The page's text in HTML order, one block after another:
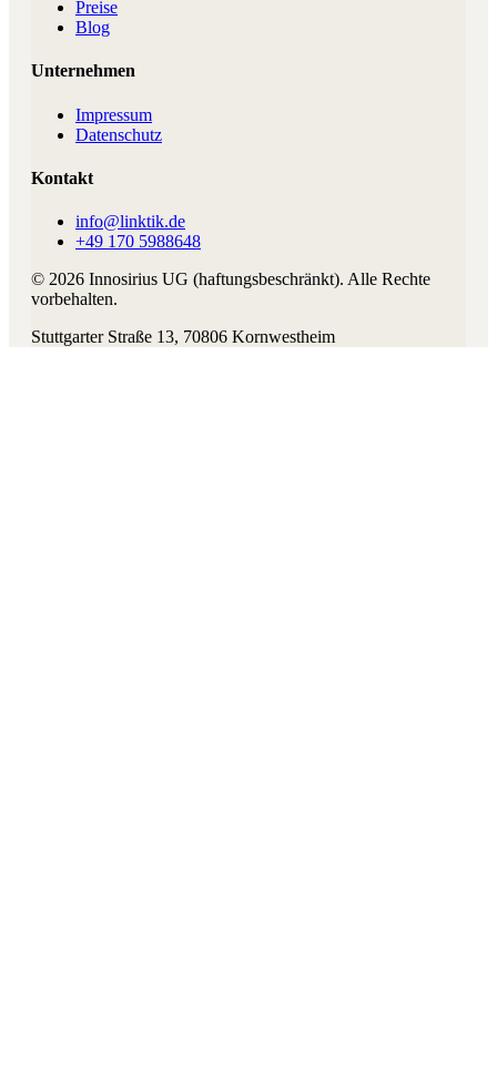
Preise
Blog
Unternehmen
Impressum
Datenschutz
Kontakt
info@linktik.de
+49 170 5988648
© 2026 Innosirius UG (haftungsbeschränkt). Alle Rechte
vorbehalten.
Stuttgarter Straße 13, 70806 Kornwestheim